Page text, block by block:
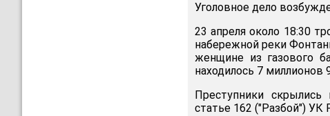
Уголовное дело
23 апреля около 18:30
набережной реки
женщине из газового
находилось 7 миллионов
Преступники
статье 162 ("Разбой") УК